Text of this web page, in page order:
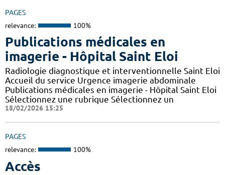
PAGES
relevance: 100%
Publications médicales en
imagerie - Hôpital Saint Eloi
Radiologie diagnostique et interventionnelle Saint Eloi
Accueil du service Urgence imagerie abdominale
Publications médicales en imagerie - Hôpital Saint Eloi
Sélectionnez une rubrique Sélectionnez un
18/02/2026 15:25
PAGES
relevance: 100%
Accès